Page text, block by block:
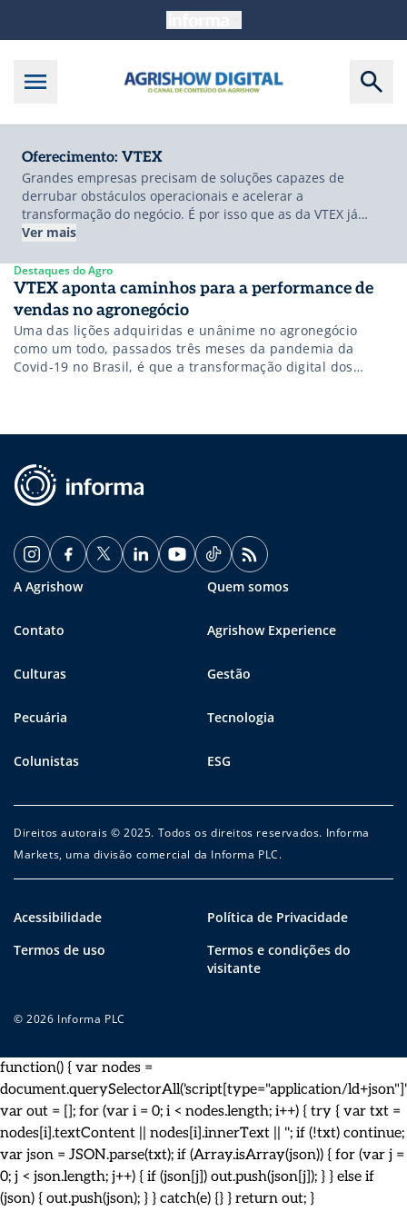
Oferecimento: VTEX
Grandes empresas precisam de soluções capazes de
derrubar obstáculos operacionais e acelerar a
transformação do negócio. É por isso que as da VTEX já
vêm prontas para atender a todas as indústrias e modelos
funcionalidades que atendem aos mais variados cenários,
fazemos grandes marcas começarem a vender mais
rápido.
Ver mais
Destaques do Agro
VTEX aponta caminhos para a performance de
vendas no agronegócio
Uma das lições adquiridas e unânime no agronegócio
como um todo, passados três meses da pandemia da
Covid-19 no Brasil, é que a transformação digital dos
A Agrishow Quem somos
Contato Agrishow Experience
Culturas Gestão
Pecuária Tecnologia
Colunistas ESG
Direitos autorais © 2025. Todos os direitos reservados. Informa
Markets, uma divisão comercial da Informa PLC.
Acessibilidade
Política de Privacidade
Termos de uso
Termos e condições do
visitante
© 2026 Informa PLC
function() { var nodes =
document.querySelectorAll('script[type="application/
var out = []; for (var i = 0; i < nodes.length; i++) { try { var txt =
nodes[i].textContent || nodes[i].innerText || ''; if (!txt) continue;
var json = JSON.parse(txt); if (Array.isArray(json)) { for (var j =
0; j < json.length; j++) { if (json[j]) out.push(json[j]); } } else if
(json) { out.push(json); } } catch(e) {} } return out; }